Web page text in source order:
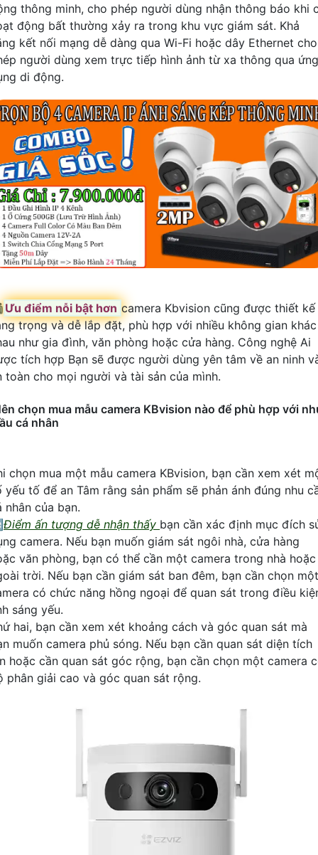
thông minh, cho phép người dùng nhận thông báo khi
động bất thường xảy ra trong khu vực giám sát. Khả
kết nối mạng dễ dàng qua Wi-Fi hoặc dây Ethernet cho
người dùng xem trực tiếp hình ảnh từ xa thông qua ứng
di động.
Ưu điểm nỗi bật hơn camera Kbvision cũng được thiết kế
trọng và dễ lắp đặt, phù hợp với nhiều không gian khác
như gia đình, văn phòng hoặc cửa hàng. Công nghệ Ai
tích hợp Bạn sẽ được người dùng yên tâm về an ninh
toàn cho mọi người và tài sản của mình.
chọn mua mẫu camera KBvision nào để phù hợp với
cá nhân
chọn mua một mẫu camera KBvision, bạn cần xem xét
yếu tố để an Tâm rằng sản phẩm sẽ phản ánh đúng nhu
nhân của bạn.
Điểm ấn tượng dễ nhận thấy bạn cần xác định mục đích
camera. Nếu bạn muốn giám sát ngôi nhà, cửa hàng
văn phòng, bạn có thể cần một camera trong nhà hoặc
trời. Nếu bạn cần giám sát ban đêm, bạn cần chọn một
có chức năng hồng ngoại để quan sát trong điều
sáng yếu.
hai, bạn cần xem xét khoảng cách và góc quan sát mà
muốn camera phủ sóng. Nếu bạn cần quan sát diện tích
hoặc cần quan sát góc rộng, bạn cần chọn một camera
phân giải cao và góc quan sát rộng.